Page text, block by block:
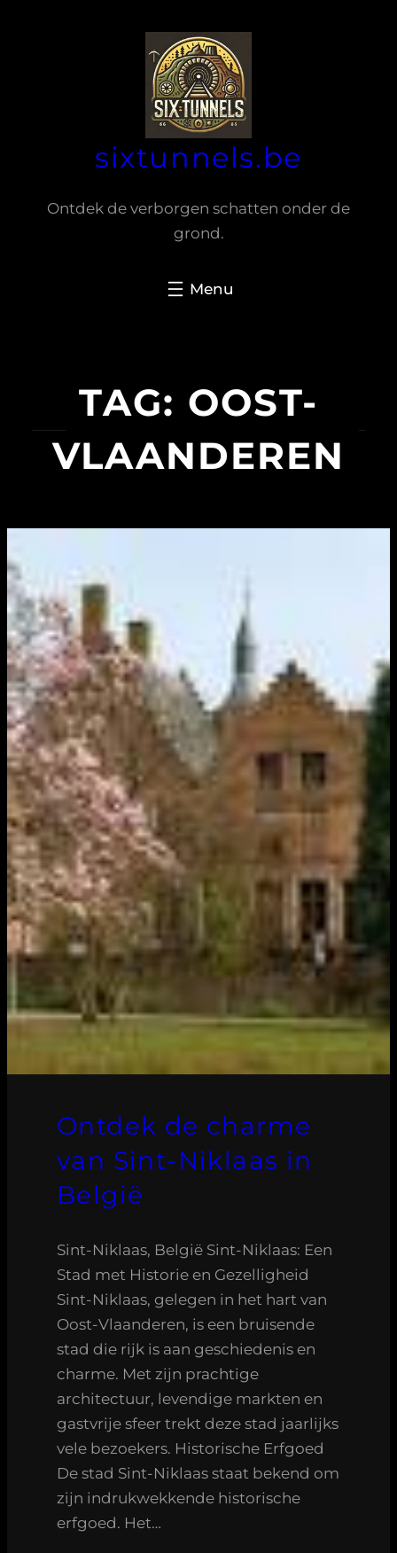
sixtunnels.be
Ontdek de verborgen schatten onder de
grond.
TAG: OOST-
VLAANDEREN
Ontdek de charme
van Sint-Niklaas in
België
Sint-Niklaas, België Sint-Niklaas: Een
Stad met Historie en Gezelligheid
Sint-Niklaas, gelegen in het hart van
Oost-Vlaanderen, is een bruisende
stad die rijk is aan geschiedenis en
charme. Met zijn prachtige
architectuur, levendige markten en
gastvrije sfeer trekt deze stad jaarlijks
vele bezoekers. Historische Erfgoed
De stad Sint-Niklaas staat bekend om
zijn indrukwekkende historische
erfgoed. Het…